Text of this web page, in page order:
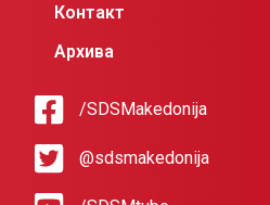
Контакт
Архива
/SDSMakedonija
@sdsmakedonija